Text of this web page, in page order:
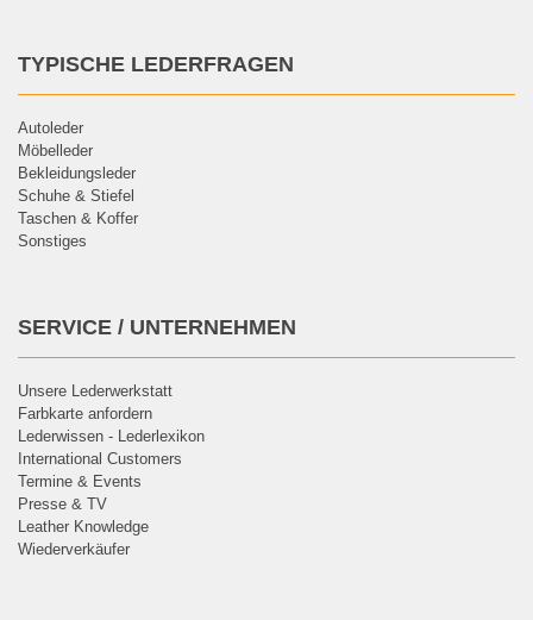
TYPISCHE LEDERFRAGEN
Autoleder
Möbelleder
Bekleidungsleder
Schuhe & Stiefel
Taschen & Koffer
Sonstiges
SERVICE / UNTERNEHMEN
Unsere Lederwerkstatt
Farbkarte anfordern
Lederwissen - Lederlexikon
International Customers
Termine & Events
Presse & TV
Leather Knowledge
Wiederverkäufer